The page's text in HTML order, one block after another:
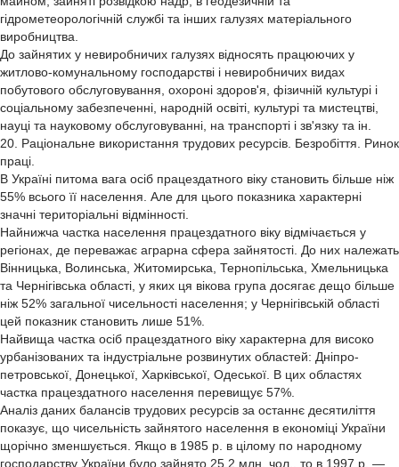
гідрометеорологічній службі та інших галузях матеріального
виробництва.
До зайнятих у невиробничих галузях відносять працюючих у
житлово-комунальному господарстві і невиробничих видах
побутового обслуговування, охороні здоров'я, фізичній культурі і
соціальному забезпеченні, народній освіті, культурі та мистецтві,
науці та науковому обслуговуванні, на транспорті і зв'язку та ін.
20. Раціональне використання трудових ресурсів. Безробіття. Ринок
праці.
В Україні питома вага осіб працездатного віку становить більше ніж
55% всього її населення. Але для цього показника характерні
значні територіальні відмінності.
Найнижча частка населення працездатного віку відмічається у
регіонах, де переважає аграрна сфера зайнятості. До них належать
Вінницька, Волинська, Житомирська, Тернопільська, Хмельницька
та Чернігівська області, у яких ця вікова група досягає дещо більше
ніж 52% загальної чисельності населення; у Чернігівській області
цей показник становить лише 51%.
Найвища частка осіб працездатного віку характерна для високо
урбанізованих та індустріальне розвинутих областей: Дніпро-
петровської, Донецької, Харківської, Одеської. В цих областях
частка працездатного населення перевищує 57%.
Аналіз даних балансів трудових ресурсів за останнє десятиліття
показує, що чисельність зайнятого населення в економіці України
щорічно зменшується. Якщо в 1985 р. в цілому по народному
господарству України було зайнято 25,2 млн. чол., то в 1997 р. —